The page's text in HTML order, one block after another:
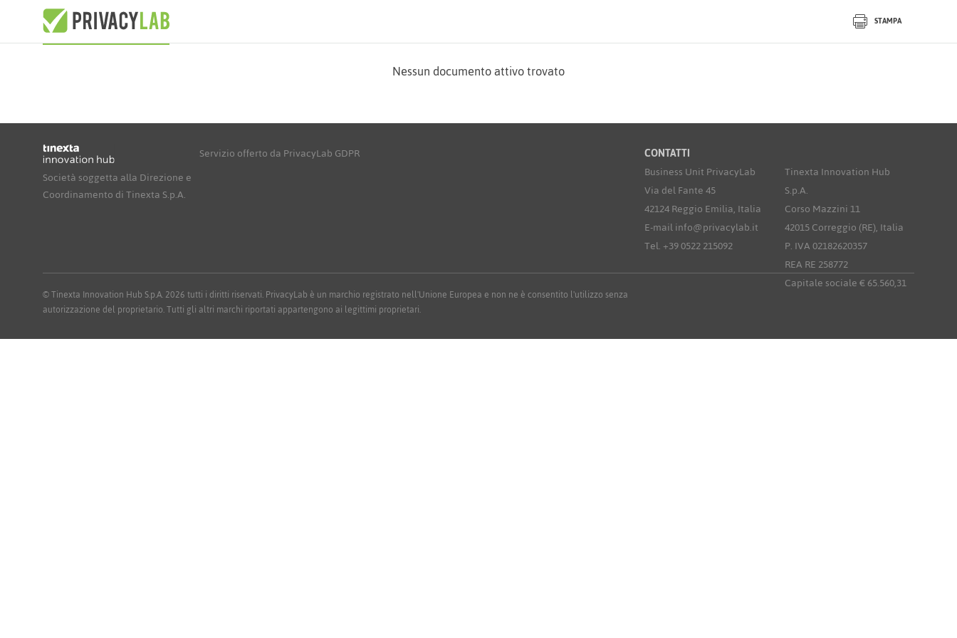
STAMPA
Nessun documento attivo trovato
Società soggetta alla Direzione e
Coordinamento di Tinexta S.p.A.
Servizio offerto da PrivacyLab GDPR
CONTATTI
Business Unit PrivacyLab
Via del Fante 45
42124 Reggio Emilia, Italia
E-mail info@privacylab.it
Tel. +39 0522 215092
Tinexta Innovation Hub
S.p.A.
Corso Mazzini 11
42015 Correggio (RE), Italia
P. IVA 02182620357
REA RE 258772
Capitale sociale € 65.560,31
© Tinexta Innovation Hub S.p.A. 2026 tutti i diritti riservati. PrivacyLab è un marchio registrato nell'Unione Europea e non ne è consentito l'utilizzo senza
autorizzazione del proprietario. Tutti gli altri marchi riportati appartengono ai legittimi proprietari.